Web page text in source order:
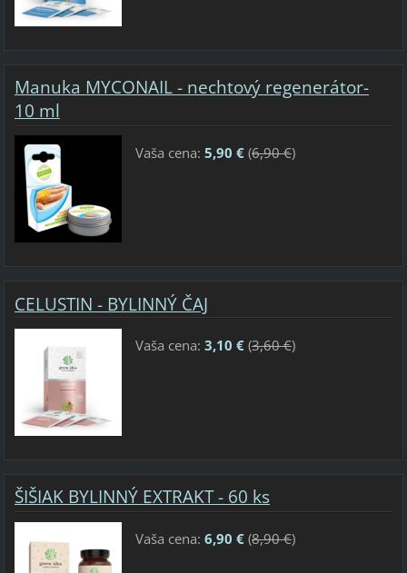
Manuka MYCONAIL - nechtový regenerátor-
10 ml
Vaša cena: 5,90 €(6,90 €)
CELUSTIN - BYLINNÝ ČAJ
Vaša cena: 3,10 €(3,60 €)
ŠIŠIAK BYLINNÝ EXTRAKT - 60 ks
Vaša cena: 6,90 €(8,90 €)